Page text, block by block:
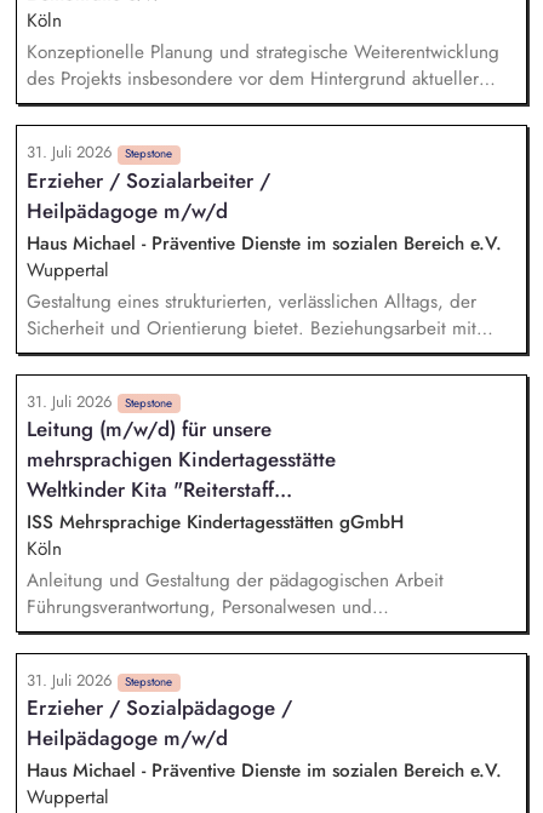
Schule.
Köln
Konzeptionelle Planung und strategische Weiterentwicklung
des Projekts insbesondere vor dem Hintergrund aktueller
politischer Entwicklungen in den Projektregionen,
Öffentlichkeitsarbeit Print und web in Deutsch und Englisch,
Vertretung des Projekts bei Vorträgen, Netzwerk- u.
Fundraisingveranstaltungen, Weiterentwicklung des
Privatspendenfundraisings, regelmäßige Kommunikation mit
und das Gewinnen von (neuen) Spender*innen, Organisation
und Begleitung der etwa jährlich stattfindenden
Dialogseminare.
31. Juli 2026 Stepstone
Erzieher / Sozialarbeiter /
Heilpädagoge m/w/d
Haus Michael - Präventive Dienste im sozialen Bereich e.V.
Wuppertal
Gestaltung eines strukturierten, verlässlichen Alltags, der
Sicherheit und Orientierung bietet. Beziehungsarbeit mit
Kindern und Jugendlichen unter Berücksichtigung ihrer
individuellen Lebensgeschichten. Systemisches Denken:
Zusammenhänge erkennen, Verhalten einordnen, Muster
verstehen. Förderung von Identitätsentwicklung, Selbstwert
und individuellen Stärken. Begleitung in lebenspraktischen
Bereichen (Alltag, Schule, Freizeit, Verantwortung).
Zusammenarbeit mit Eltern, Sorgeberechtigten, Schulen,
Therapeut*innen und Jugendämtern.
31. Juli 2026 Stepstone
Leitung (m/w/d) für unsere
mehrsprachigen Kindertagesstätte
Weltkinder Kita "Reiterstaff...
ISS Mehrsprachige Kindertagesstätten gGmbH
Köln
Anleitung und Gestaltung der pädagogischen Arbeit
Führungsverantwortung, Personalwesen und
Personalentwicklung Steuerung und Verwaltung der
Kindertagesstätte Zusammenarbeit mit dem Träger
Zusammenarbeit mit Eltern Zusammenarbeit und Vernetzung
mit anderen Institutionen Öffentlichkeitsarbeit und
Außenvertretung
31. Juli 2026 Stepstone
Erzieher / Sozialpädagoge /
Heilpädagoge m/w/d
Haus Michael - Präventive Dienste im sozialen Bereich e.V.
Wuppertal